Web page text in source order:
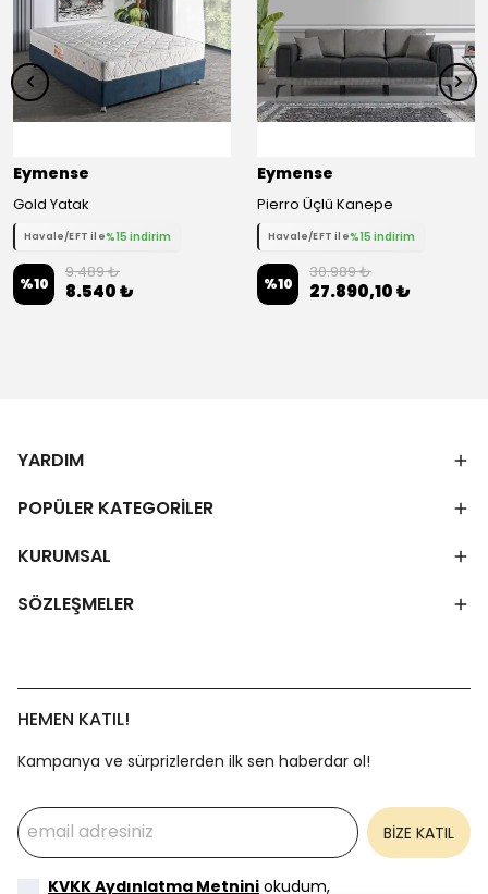
Eymense
Gold Yatak
Havale/EFT ile%15 indirim
%10
9.489 ₺
8.540 ₺
Eymense
Pierro Üçlü Kanepe
Havale/EFT ile%15 indirim
%10
30.989 ₺
27.890,10 ₺
YARDIM
POPÜLER KATEGORİLER
KURUMSAL
SÖZLEŞMELER
HEMEN KATIL!
Kampanya ve sürprizlerden ilk sen haberdar ol!
BİZE KATIL
KVKK Aydınlatma Metnini okudum,